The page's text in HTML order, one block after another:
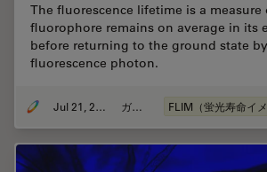
The fluorescence lifetime is a
fluorophore remains on average in its
before returning to the ground state
fluorescence photon.
Jul 21, 2022 ガイド